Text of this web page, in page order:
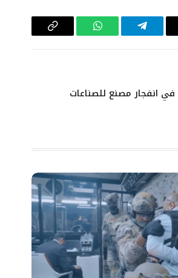
تيلقرام واتساب
Copy
انفجار مصنع للصناعات